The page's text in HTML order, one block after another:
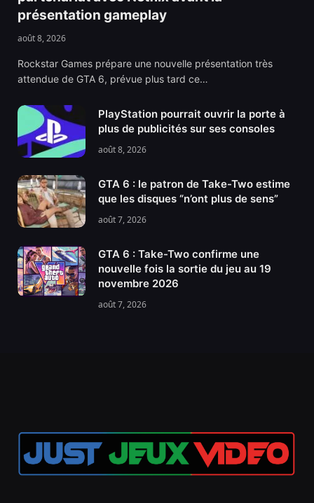
présentation gameplay
août 8, 2026
Rockstar Games prépare une nouvelle présentation très
attendue de GTA 6, prévue plus tard ce…
PlayStation pourrait ouvrir la porte à
plus de publicités sur ses consoles
août 8, 2026
GTA 6 : le patron de Take-Two estime
que les disques “n’ont plus de sens”
août 7, 2026
GTA 6 : Take-Two confirme une
nouvelle fois la sortie du jeu au 19
novembre 2026
août 7, 2026